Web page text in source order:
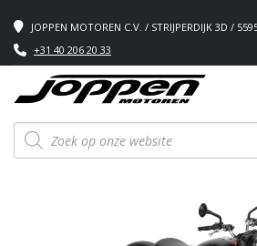
JOPPEN MOTOREN C.V. / STRIJPERDIJK 3D /
+31 40 206 20 33
Producten
zoeken